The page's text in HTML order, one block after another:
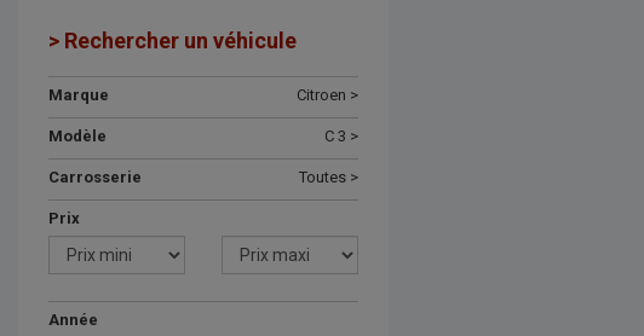
> Rechercher un véhicule
Marque Citroen >
Modèle C 3 >
Carrosserie Toutes >
Prix
Année